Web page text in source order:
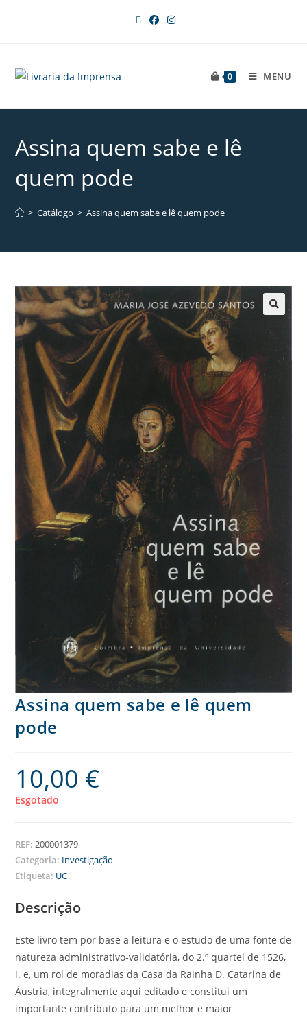
0 MENU
Assina quem sabe e lê
quem pode
> Catálogo > Assina quem sabe e lê quem pode
Assina quem sabe e lê quem
pode
10,00 €
Esgotado
REF:200001379
Categoria: Investigação
Etiqueta: UC
Descrição
Este livro tem por base a leitura e o estudo de uma fonte de
natureza administrativo-validatória, do 2.º quartel de 1526,
i. e, um rol de moradias da Casa da Rainha D. Catarina de
Áustria, integralmente aqui editado e constitui um
importante contributo para um melhor e maior